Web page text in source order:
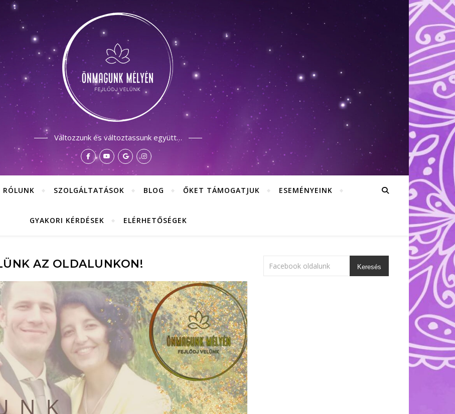
Változzunk és változtassunk együtt…
RÓLUNK SZOLGÁLTATÁSOK BLOG ŐKET TÁMOGATJUK ESEMÉNYEINK
GYAKORI KÉRDÉSEK ELÉRHETŐSÉGEK
AZ OLDALUNKON! Keresés